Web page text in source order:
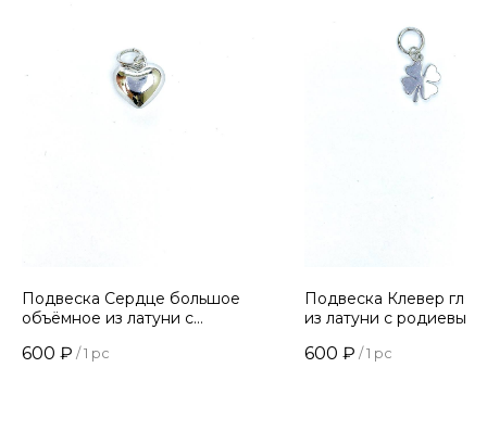
Подвеска Сердце большое
объёмное из латуни с
600 ₽ / 1 pc
Подвеска Клевер
из латуни с родиевым
600 ₽ / 1 pc